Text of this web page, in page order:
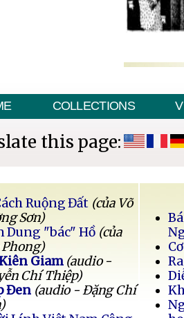
COLLECTIONS
this page:
Ruộng Đất (của Võ
Sơn)
Dung "bác" Hồ (của
Giam (audio -
Chí Thiệp)
Đen (audio - Đặng Chí